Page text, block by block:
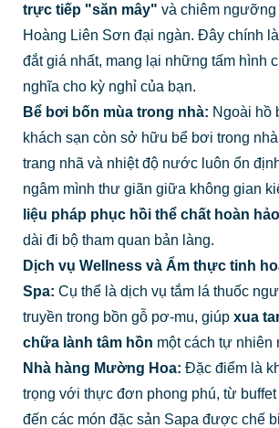
trực tiếp "săn mây" và chiêm ngưỡng
Hoàng Liên Sơn đại ngàn. Đây chính
đắt giá nhất, mang lại những tấm hình
nghĩa cho kỳ nghỉ của bạn.
Bể bơi bốn mùa trong nhà: Ngoài hồ
khách sạn còn sở hữu bể bơi trong
trang nhã và nhiệt độ nước luôn ổn
ngâm mình thư giãn giữa không gian
liệu pháp phục hồi thể chất hoàn hảo
dài đi bộ tham quan bản làng.
Dịch vụ Wellness và Ẩm thực tinh
Spa: Cụ thể là dịch vụ tắm lá thuốc
truyền trong bồn gỗ pơ-mu, giúp xua
chữa lành tâm hồn một cách tự nhiên
Nhà hàng Mường Hoa: Đặc điểm là
trọng với thực đơn phong phú, từ buffet
đến các món đặc sản Sapa được chế